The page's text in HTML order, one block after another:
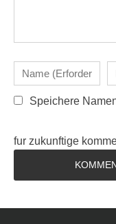
Speichere
fur zukunftige